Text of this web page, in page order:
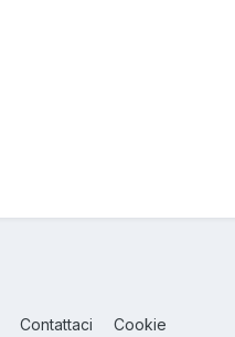
Contattaci Cookie